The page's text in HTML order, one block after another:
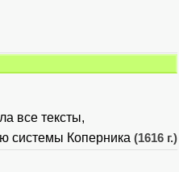
все тексты,
системы Коперника (1616 г.)